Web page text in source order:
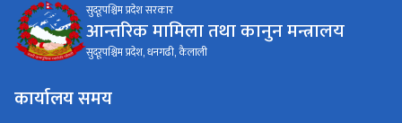
सुदूरपश्चिम प्रदेश सरकार
आन्तरिक मामिला तथा कानुन मन्त्रालय
सुदूरपश्चिम प्रदेश, धनगढी, कैलाली
कार्यालय समय